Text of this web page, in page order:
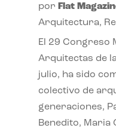
por Flat
Arquitectura,
El 29 Congreso
Arquitectas de
julio, ha sido
colectivo de
generaciones,
Benedito, Maria